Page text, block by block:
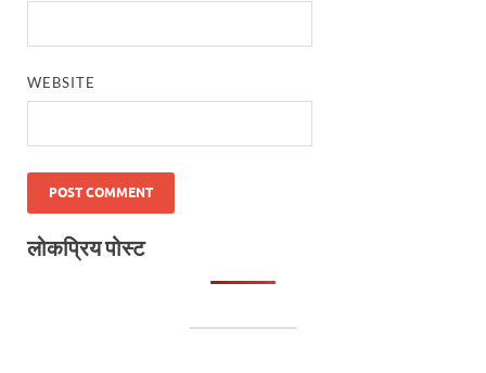
WEBSITE
लोकप्रिय पोस्ट